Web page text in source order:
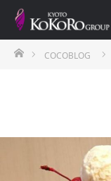
ホームCOCOBLOG